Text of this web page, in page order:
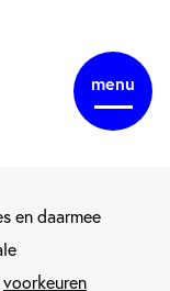
menu
en daarmee
voorkeuren